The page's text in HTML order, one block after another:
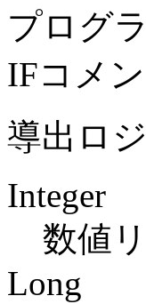
プログ
IFコメ
導出ロ
Integer
数値
Long